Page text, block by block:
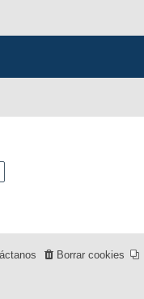
Borrar cookies